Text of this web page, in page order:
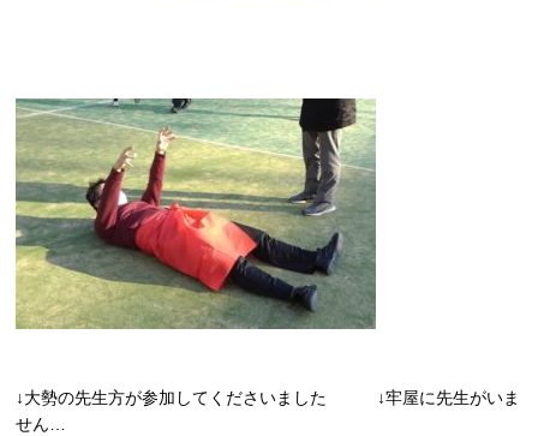
↓大勢の先生方が参加してくださいました ↓牢屋に先生がいま
せん…